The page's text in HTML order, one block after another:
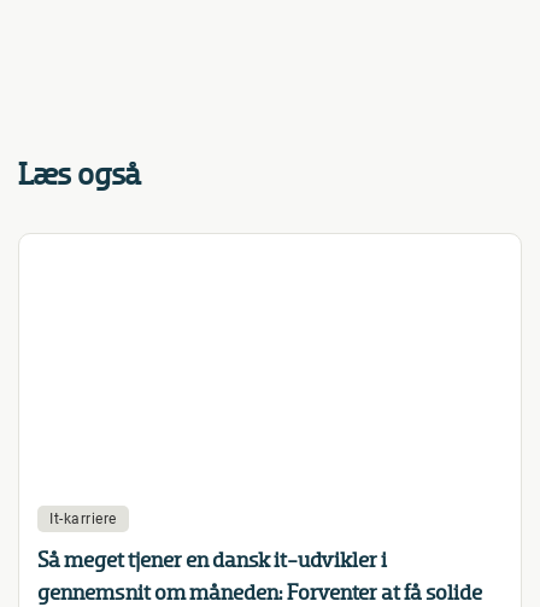
Læs også
It-karriere
Så meget tjener en dansk it-udvikler i
gennemsnit om måneden: Forventer at få solide